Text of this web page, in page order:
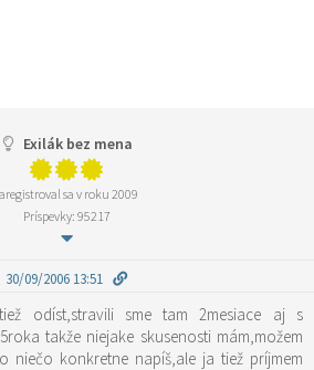
Exilák bez mena
sa v roku 2009
Príspevky: 95217
30/09/2006 13:51
odíst,stravili sme tam 2mesiace aj s
takže niejake skusenosti mám,možem
niečo konkretne napíš,ale ja tiež príjmem